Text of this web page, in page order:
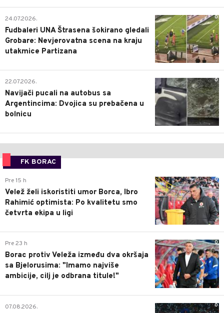
0
24.07.2026.
Fudbaleri UNA Štrasena šokirano gledali
Grobare: Nevjerovatna scena na kraju
utakmice Partizana
0
22.07.2026.
Navijači pucali na autobus sa
Argentincima: Dvojica su prebačena u
bolnicu
FK BORAC
0
Pre 15 h
Velež želi iskoristiti umor Borca, Ibro
Rahimić optimista: Po kvalitetu smo
četvrta ekipa u ligi
0
Pre 23 h
Borac protiv Veleža između dva okršaja
sa Bjelorusima: "Imamo najviše
ambicije, cilj je odbrana titule!"
0
07.08.2026.